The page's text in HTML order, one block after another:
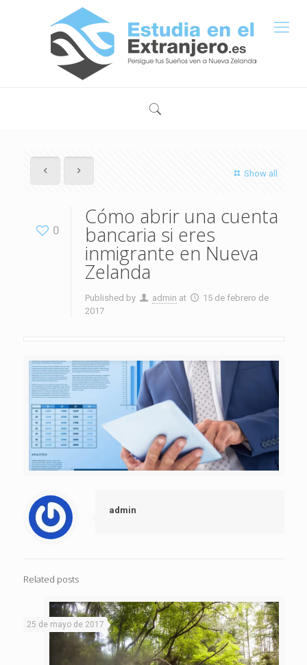
Show all
0
Cómo abrir una cuenta
bancaria si eres
inmigrante en Nueva
Zelanda
Published by admin at
15 de febrero de
2017
admin
Related posts
25 de mayo de 2017